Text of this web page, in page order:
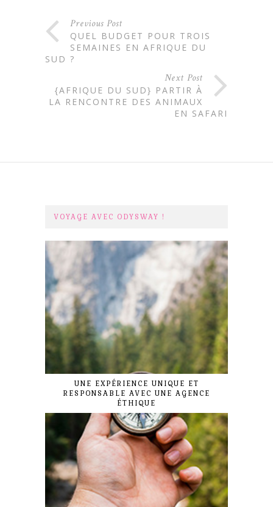
Previous Post
QUEL BUDGET POUR TROIS
SEMAINES EN AFRIQUE DU
SUD ?
Next Post
{AFRIQUE DU SUD} PARTIR À
LA RENCONTRE DES ANIMAUX
EN SAFARI
VOYAGE AVEC ODYSWAY !
UNE EXPÉRIENCE UNIQUE ET
RESPONSABLE AVEC UNE AGENCE
ÉTHIQUE